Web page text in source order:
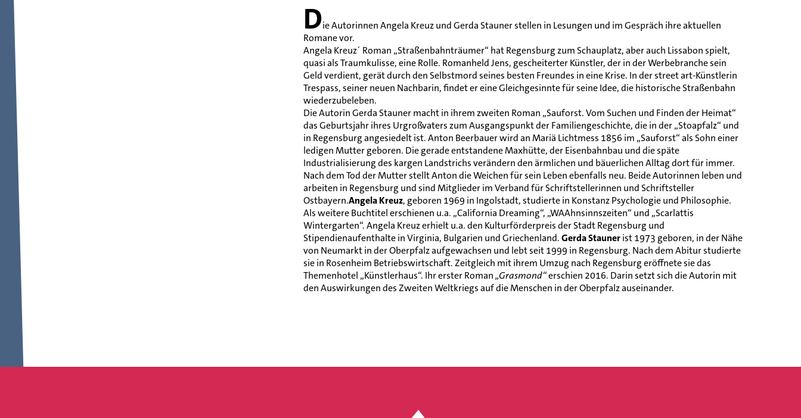
Die Autorinnen Angela Kreuz und Gerda Stauner stellen in Lesungen und im Gespräch ihre aktuellen
Romane vor.
Angela Kreuz´ Roman „Straßenbahnträumer“ hat Regensburg zum Schauplatz, aber auch Lissabon spielt,
quasi als Traumkulisse, eine Rolle. Romanheld Jens, gescheiterter Künstler, der in der Werbebranche sein
Geld verdient, gerät durch den Selbstmord seines besten Freundes in eine Krise. In der street art-Künstlerin
Trespass, seiner neuen Nachbarin, findet er eine Gleichgesinnte für seine Idee, die historische Straßenbahn
wiederzubeleben.
Die Autorin Gerda Stauner macht in ihrem zweiten Roman „Sauforst. Vom Suchen und Finden der Heimat“
das Geburtsjahr ihres Urgroßvaters zum Ausgangspunkt der Familiengeschichte, die in der „Stoapfalz“ und
in Regensburg angesiedelt ist. Anton Beerbauer wird an Mariä Lichtmess 1856 im „Sauforst“ als Sohn einer
ledigen Mutter geboren. Die gerade entstandene Maxhütte, der Eisenbahnbau und die späte
Industrialisierung des kargen Landstrichs verändern den ärmlichen und bäuerlichen Alltag dort für immer.
Nach dem Tod der Mutter stellt Anton die Weichen für sein Leben ebenfalls neu. Beide Autorinnen leben und
arbeiten in Regensburg und sind Mitglieder im Verband für Schriftstellerinnen und Schriftsteller
Ostbayern.Angela Kreuz, geboren 1969 in Ingolstadt, studierte in Konstanz Psychologie und Philosophie.
Als weitere Buchtitel erschienen u.a. „California Dreaming“, „WAAhnsinnszeiten“ und „Scarlattis
Wintergarten“. Angela Kreuz erhielt u.a. den Kulturförderpreis der Stadt Regensburg und
Stipendienaufenthalte in Virginia, Bulgarien und Griechenland.Gerda Staunerist 1973 geboren, in der Nähe
von Neumarkt in der Oberpfalz aufgewachsen und lebt seit 1999 in Regensburg. Nach dem Abitur studierte
sie in Rosenheim Betriebswirtschaft. Zeitgleich mit ihrem Umzug nach Regensburg eröffnete sie das
Themenhotel „Künstlerhaus“. Ihr erster Roman„Grasmond“erschien 2016. Darin setzt sich die Autorin mit
den Auswirkungen des Zweiten Weltkriegs auf die Menschen in der Oberpfalz auseinander.